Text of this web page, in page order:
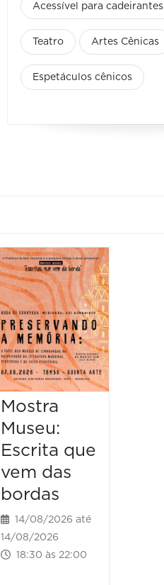
Acessível para cadeirantes
Teatro Artes Cênicas
Espetáculos cênicos
Mostra
Museu:
Escrita que
vem das
bordas
14/08/2026 até
14/08/2026
18:30 às 22:00